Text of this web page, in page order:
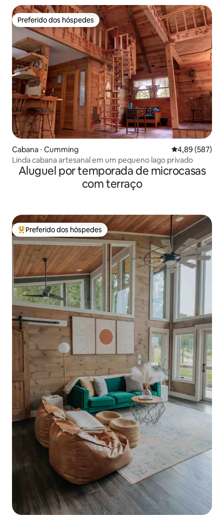
Preferido dos hóspedes
Preferido dos hóspedes
Cabana ⋅ Cumming 4,89 de uma
4,89 (587)
Linda cabana artesanal em um pequeno lago privado
Aluguel por temporada de microcasas
com terraço
Entre os melhores preferidos dos hóspedes
Preferido dos hóspedes